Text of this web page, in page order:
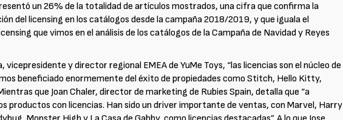
un 26% de la totalidad de artículos mostrados, una cifra que confirma la
del licensing en los catálogos desde la campaña 2018/2019, y que iguala el
que vimos en el análisis de los catálogos de la Campaña de Navidad y Reyes
vicepresidente y director regional EMEA de YuMe Toys, “las licencias son el núcleo de
beneficiado enormemente del éxito de propiedades como Stitch, Hello Kitty,
que Joan Chaler, director de marketing de Rubies Spain, detalla que “a
productos con licencias. Han sido un driver importante de ventas, con Marvel, Harry